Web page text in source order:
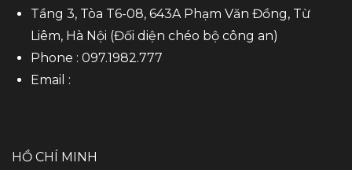
Tầng 3, Tòa T6-08, 643A Phạm Văn Đồng, Từ
Liêm, Hà Nội (Đối diện chéo bộ công an)
Phone : 097.1982.777
Email :
HỒ CHÍ MINH